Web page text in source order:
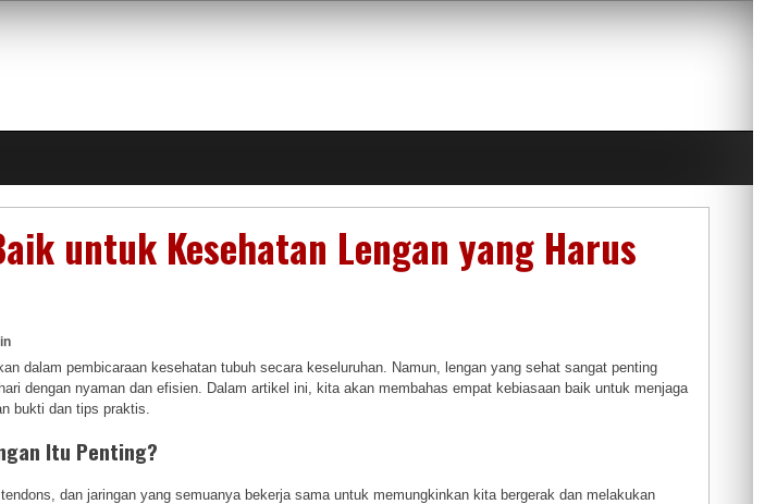
untuk Kesehatan Lengan yang Harus
dalam pembicaraan kesehatan tubuh secara keseluruhan. Namun, lengan yang sehat sangat penting
dengan nyaman dan efisien. Dalam artikel ini, kita akan membahas empat kebiasaan baik untuk menjaga
bukti dan tips praktis.
Itu Penting?
tendons, dan jaringan yang semuanya bekerja sama untuk memungkinkan kita bergerak dan melakukan